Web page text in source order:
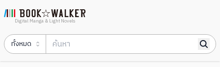
Digital Manga & Light Novels
ทั้งหมด